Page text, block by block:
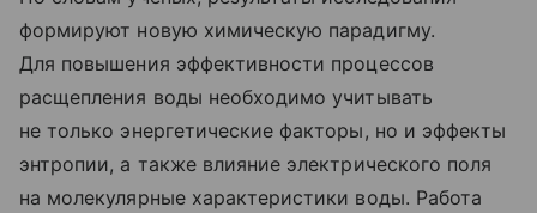
формируют новую химическую парадигму.
Для повышения эффективности процессов
расщепления воды необходимо учитывать
не только энергетические факторы, но и эффекты
энтропии, а также влияние электрического поля
на молекулярные характеристики воды. Работа